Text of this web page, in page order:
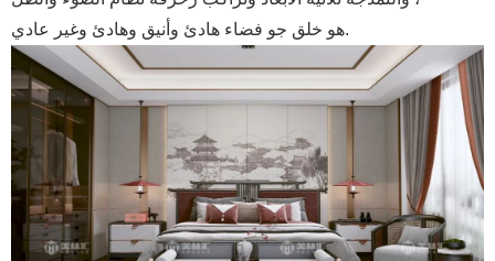
هو خلق جو فضاء هادئ وأنيق وهادئ وغير عادي.